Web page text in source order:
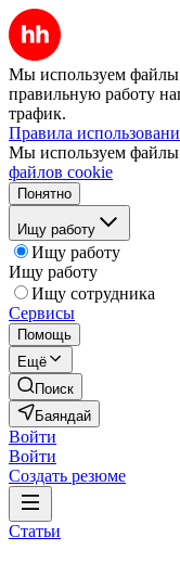
Мы используем файлы
правильную работу
трафик.
Правила
Мы используем файлы
файлов cookie
Понятно
Ищу работу
Ищу работу
Ищу работу
Ищу сотрудника
Сервисы
Помощь
Ещё
Поиск
Баяндай
Войти
Войти
Создать резюме
Статьи